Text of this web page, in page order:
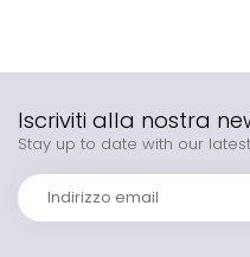
Iscriviti alla nostra
Stay up to date with our